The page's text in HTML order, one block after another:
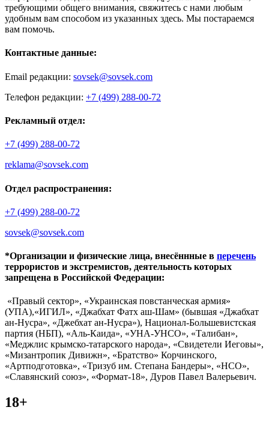
требующими общего внимания, свяжитесь с нами любым
удобным вам способом из указанных здесь. Мы постараемся
вам помочь.
Контактные данные:
Email редакции: sovsek@sovsek.com
Телефон редакции: +7 (499) 288-00-72
Рекламный отдел:
+7 (499) 288-00-72
reklama@sovsek.com
Отдел распространения:
+7 (499) 288-00-72
sovsek@sovsek.com
*Организации и физические лица, внесённные в перечень
террористов и экстремистов, деятельность которых
запрещена в Российской Федерации:
«Правый сектор», «Украинская повстанческая армия»
(УПА),«ИГИЛ», «Джабхат Фатх аш-Шам» (бывшая «Джабхат
ан-Нусра», «Джебхат ан-Нусра»), Национал-Большевистская
партия (НБП), «Аль-Каида», «УНА-УНСО», «Талибан»,
«Меджлис крымско-татарского народа», «Свидетели Иеговы»,
«Мизантропик Дивижн», «Братство» Корчинского,
«Артподготовка», «Тризуб им. Степана Бандеры», «НСО»,
«Славянский союз», «Формат-18», Дуров Павел Валерьевич.
18+